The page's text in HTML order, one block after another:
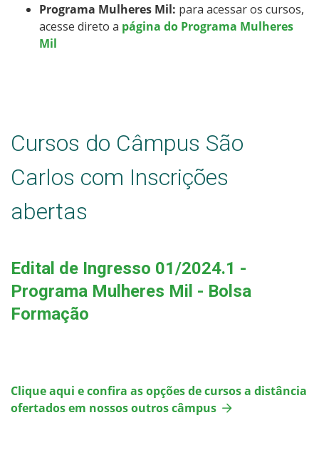
Transferências e Retornos
Provas e Gabaritos
Programa Mulheres Mil: para acessar os cursos,
acesse direto a página do Programa Mulheres
Mil
Cursos do Câmpus São
Carlos com Inscrições
abertas
Edital de Ingresso 01/2024.1 -
Programa Mulheres Mil - Bolsa
Formação
Clique aqui e confira as opções de cursos a distância
ofertados em nossos outros câmpus